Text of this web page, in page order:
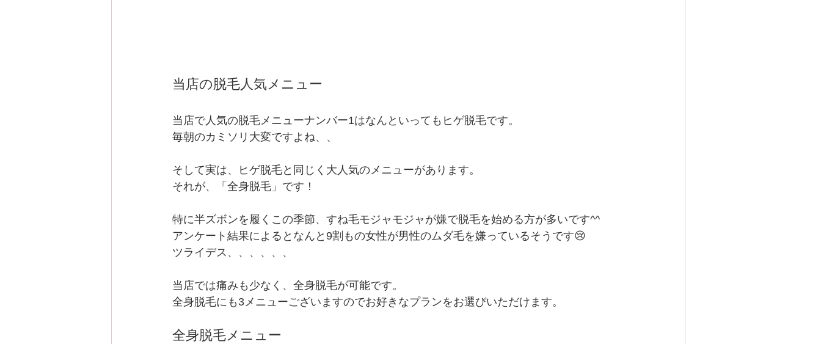
当店の脱毛人気メニュー
当店で人気の脱毛メニューナンバー1はなんといってもヒゲ脱毛です。
毎朝のカミソリ大変ですよね、、
そして実は、ヒゲ脱毛と同じく大人気のメニューがあります。
それが、「全身脱毛」です！
特に半ズボンを履くこの季節、すね毛モジャモジャが嫌で脱毛を始める方が多いです^^
アンケート結果によるとなんと9割もの女性が男性のムダ毛を嫌っているそうです😢
ツライデス、、、、、、
当店では痛みも少なく、全身脱毛が可能です。
全身脱毛にも3メニューございますのでお好きなプランをお選びいただけます。
全身脱毛メニュー